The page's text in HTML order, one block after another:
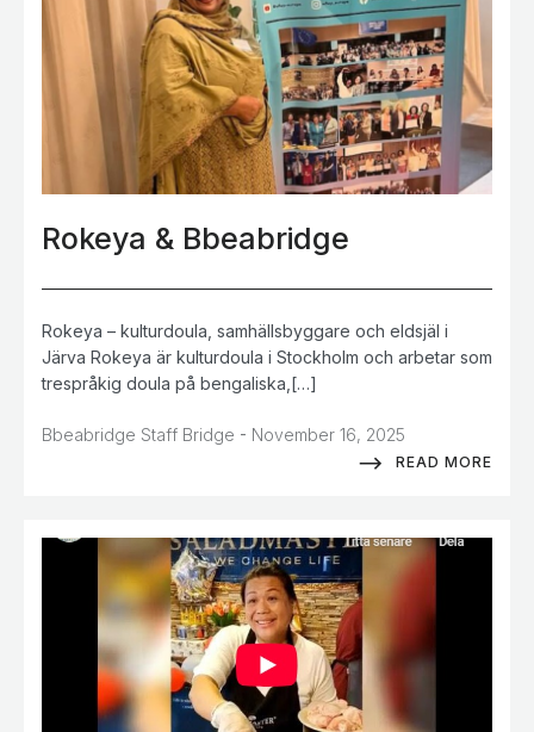
Rokeya & Bbeabridge
Rokeya – kulturdoula, samhällsbyggare och eldsjäl i
Järva Rokeya är kulturdoula i Stockholm och arbetar som
trespråkig doula på bengaliska,[…]
Bbeabridge Staff Bridge - November 16, 2025
READ MORE